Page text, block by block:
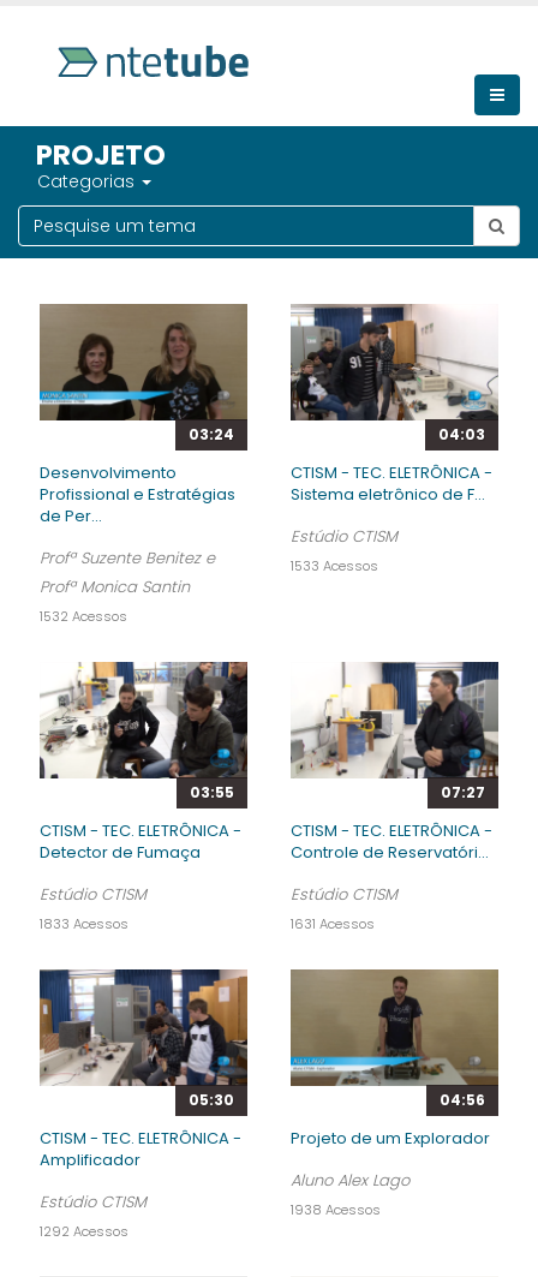
PROJETO
Categorias
03:24
Desenvolvimento
Profissional e Estratégias
de Per...
Profª Suzente Benitez e
Profª Monica Santin
1532 Acessos
04:03
CTISM - TEC. ELETRÔNICA -
Sistema eletrônico de F...
Estúdio CTISM
1533 Acessos
03:55
CTISM - TEC. ELETRÔNICA -
Detector de Fumaça
Estúdio CTISM
1833 Acessos
07:27
CTISM - TEC. ELETRÔNICA -
Controle de Reservatóri...
Estúdio CTISM
1631 Acessos
05:30
CTISM - TEC. ELETRÔNICA -
Amplificador
Estúdio CTISM
1292 Acessos
04:56
Projeto de um Explorador
Aluno Alex Lago
1938 Acessos